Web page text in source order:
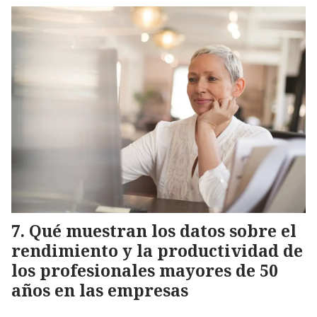
Qué muestran los datos sobre el
rendimiento y la productividad de
los profesionales mayores de 50
años en las empresas